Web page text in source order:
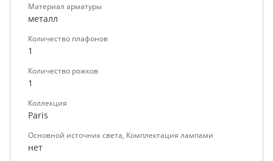
Материал арматуры
металл
Количество плафонов
1
Количество рожков
1
Коллекция
Paris
Основной источник света, Комплектация лампами
нет